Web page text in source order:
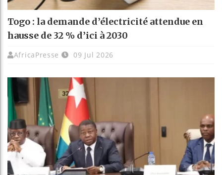
Togo : la demande d’électricité attendue en
hausse de 32 % d’ici à 2030
AfricaPresse 09 Jul 2026